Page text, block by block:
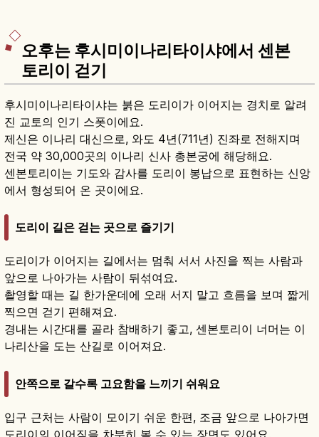
오후는 후시미이나리타이샤에서 센본
토리이 걷기
후시미이나리타이샤는 붉은 도리이가 이어지는 경치로 알려
진 교토의 인기 스폿이에요.
제신은 이나리 대신으로, 와도 4년(711년) 진좌로 전해지며
전국 약 30,000곳의 이나리 신사 총본궁에 해당해요.
센본토리이는 기도와 감사를 도리이 봉납으로 표현하는 신앙
에서 형성되어 온 곳이에요.
도리이 길은 걷는 곳으로 즐기기
도리이가 이어지는 길에서는 멈춰 서서 사진을 찍는 사람과
앞으로 나아가는 사람이 뒤섞여요.
촬영할 때는 길 한가운데에 오래 서지 말고 흐름을 보며 짧게
찍으면 걷기 편해져요.
경내는 시간대를 골라 참배하기 좋고, 센본토리이 너머는 이
나리산을 도는 산길로 이어져요.
안쪽으로 갈수록 고요함을 느끼기 쉬워요
입구 근처는 사람이 모이기 쉬운 한편, 조금 앞으로 나아가면
도리이의 이어짐을 차분히 볼 수 있는 장면도 있어요.